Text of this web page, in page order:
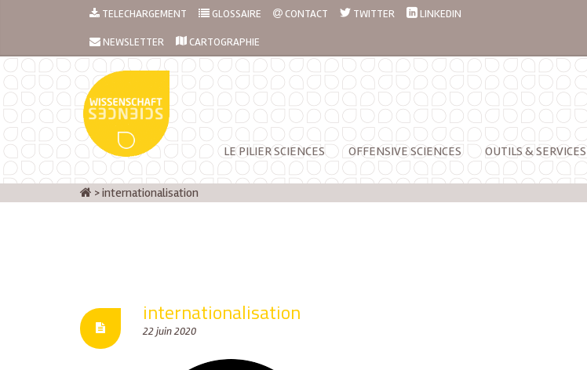
TELECHARGEMENT GLOSSAIRE CONTACT TWITTER LINKEDIN
NEWSLETTER CARTOGRAPHIE
LE PILIER SCIENCES OFFENSIVE SCIENCES OUTILS & SERVICES
>internationalisation
internationalisation
22 juin 2020